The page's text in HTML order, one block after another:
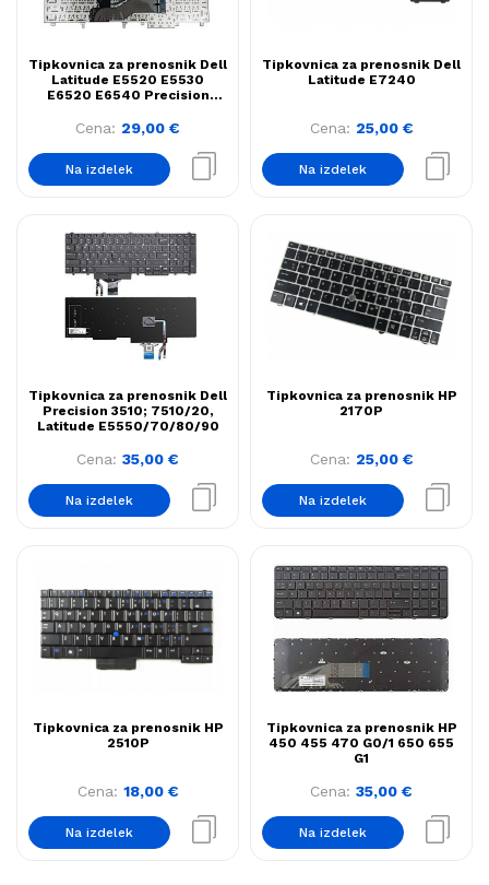
Tipkovnica za prenosnik Dell
Latitude E5520 E5530
E6520 E6540 Precision
Cena: 29,00 €
Na izdelek
Tipkovnica za prenosnik Dell
Latitude E7240
Cena: 25,00 €
Na izdelek
Tipkovnica za prenosnik Dell
Precision 3510; 7510/20,
Latitude E5550/70/80/90
Cena: 35,00 €
Na izdelek
Tipkovnica za prenosnik HP
2170P
Cena: 25,00 €
Na izdelek
Tipkovnica za prenosnik HP
2510P
Cena: 18,00 €
Na izdelek
Tipkovnica za prenosnik HP
450 455 470 G0/1 650 655
G1
Cena: 35,00 €
Na izdelek